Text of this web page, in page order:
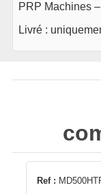
PRP Machines
Livré :
Ref :